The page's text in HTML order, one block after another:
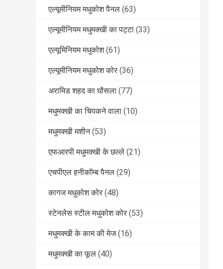
एल्यूमीनियम मधुकोश पैनल (63)
एल्यूमीनियम मधुमक्खी का पट्टा (33)
एल्यूमिनियम मधुकोश (61)
एल्यूमीनियम मधुकोश कोर (36)
अरामिड शहद का घोंसला (77)
मधुमक्खी का चिपकने वाला (10)
मधुमक्खी मशीन (53)
एफआरपी मधुमक्खी के छल्ले (21)
एचपीएल हनीकॉम्ब पैनल (29)
कागज मधुकोश कोर (48)
स्टेनलेस स्टील मधुकोश कोर (53)
मधुमक्खी के काम की मेज (16)
मधुमक्खी का फूल (40)